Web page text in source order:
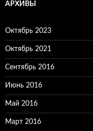
АРХИВЫ
Октябрь 2023
Октябрь 2021
Сентябрь 2016
Июнь 2016
Май 2016
Март 2016